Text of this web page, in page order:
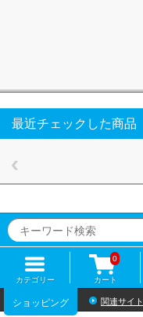
最近チェックした商品
カテゴリー カート
0
ショッピング 関連サイト